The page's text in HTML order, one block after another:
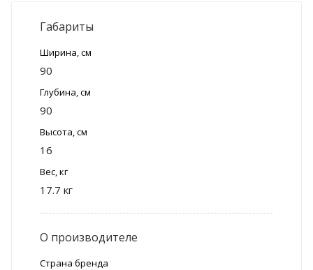
Габариты
Ширина, см
90
Глубина, см
90
Высота, см
16
Вес, кг
17.7 кг
О производителе
Страна бренда